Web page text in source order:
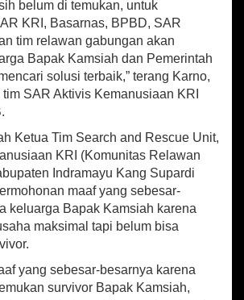
belum di temukan, untuk
KRI, Basarnas, BPBD, SAR
tim relawan gabungan akan
Bapak Kamsiah dan Pemerintah
solusi terbaik,” terang Karno,
SAR Aktivis Kemanusiaan KRI
Ketua Tim Search and Rescue Unit,
KRI (Komunitas Relawan
Indramayu Kang Supardi
maaf yang sebesar-
keluarga Bapak Kamsiah karena
maksimal tapi belum bisa
yang sebesar-besarnya karena
survivor Bapak Kamsiah,